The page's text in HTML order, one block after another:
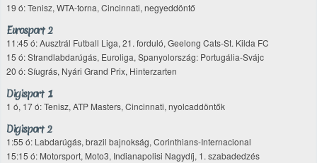
19 ó: Tenisz, WTA-torna, Cincinnati, negyeddöntő
Eurosport 2
11:45 ó: Ausztrál Futball Liga, 21. forduló, Geelong Cats-St. Kilda FC
15 ó: Strandlabdarúgás, Euroliga, Spanyolország: Portugália-Svájc
20 ó: Síugrás, Nyári Grand Prix, Hinterzarten
Digisport 1
1 ó, 17 ó: Tenisz, ATP Masters, Cincinnati, nyolcaddöntők
Digisport 2
1:55 ó: Labdarúgás, brazil bajnokság, Corinthians-Internacional
15:15 ó: Motorsport, Moto3, Indianapolisi Nagydíj, 1. szabadedzés